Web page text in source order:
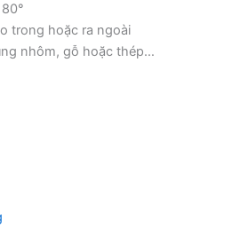
trong hoặc ra ngoài
nhôm, gỗ hoặc thép…